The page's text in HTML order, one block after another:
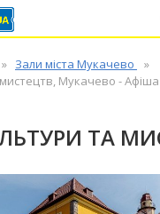
Зали міста Мукачево
Мукачево - Афіша
ТА